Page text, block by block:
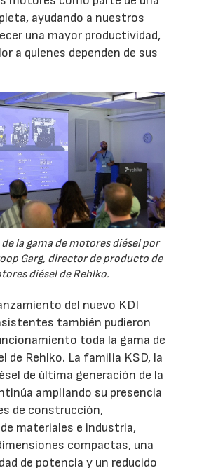
ayudando a nuestros
una mayor productividad,
a quienes dependen de sus
la gama de motores diésel por
Garg, director de producto de
diésel de Rehlko.
del nuevo KDI
también pudieron
toda la gama de
de Rehlko. La familia KSD, la
de última generación de la
ampliando su presencia
de construcción,
materiales e industria,
compactas, una
de potencia y un reducido